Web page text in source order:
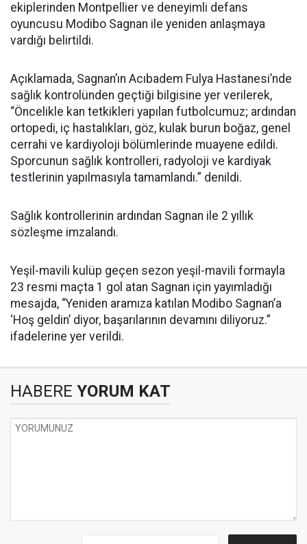
ekiplerinden Montpellier ve deneyimli defans
oyuncusu Modibo Sagnan ile yeniden anlaşmaya
vardığı belirtildi.
Açıklamada, Sagnan’ın Acıbadem Fulya Hastanesi’nde
sağlık kontrolünden geçtiği bilgisine yer verilerek,
“Öncelikle kan tetkikleri yapılan futbolcumuz; ardından
ortopedi, iç hastalıkları, göz, kulak burun boğaz, genel
cerrahi ve kardiyoloji bölümlerinde muayene edildi.
Sporcunun sağlık kontrolleri, radyoloji ve kardiyak
testlerinin yapılmasıyla tamamlandı.” denildi.
Sağlık kontrollerinin ardından Sagnan ile 2 yıllık
sözleşme imzalandı.
Yeşil-mavili kulüp geçen sezon yeşil-mavili formayla
23 resmi maçta 1 gol atan Sagnan için yayımladığı
mesajda, “Yeniden aramıza katılan Modibo Sagnan’a
‘Hoş geldin’ diyor, başarılarının devamını diliyoruz.”
ifadelerine yer verildi.
HABERE YORUM KAT